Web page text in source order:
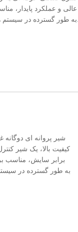
عالی و عملکرد پایدار،
کیفیت بالا، یک شیر
برابر سایش، مناسب